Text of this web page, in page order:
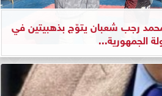
رجب شعبان يتوّج بذهبيتين في
الجمهورية...